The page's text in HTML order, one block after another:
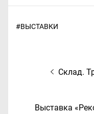
#ВЫСТАВКИ
НавигацияСклад.
Следующая
Выставка